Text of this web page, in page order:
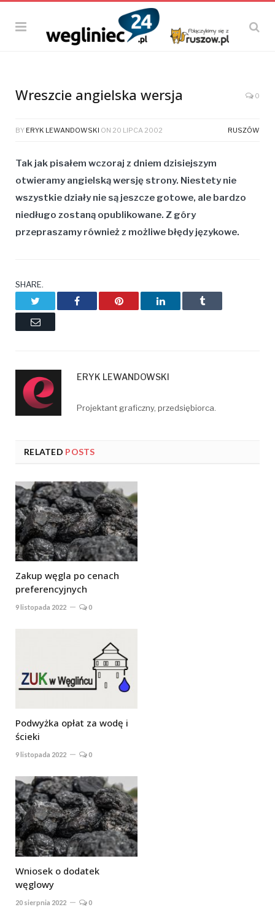
Wreszcie angielska wersja 0
BY ERYK LEWANDOWSKI ON 20 LIPCA 2002 RUSZÓW
Tak jak pisałem wczoraj z dniem dzisiejszym
otwieramy angielską wersję strony. Niestety nie
wszystkie działy nie są jeszcze gotowe, ale bardzo
niedługo zostaną opublikowane. Z góry
przepraszamy również z możliwe błędy językowe.
SHARE.
TwitterFacebookPinterestLinkedInTumblr
Email
ERYK LEWANDOWSKI
Projektant graficzny, przedsiębiorca.
RELATED POSTS
Zakup węgla po cenach
preferencyjnych
9 listopada 2022 0
Podwyżka opłat za wodę i
ścieki
9 listopada 2022 0
Wniosek o dodatek
węglowy
20 sierpnia 2022 0